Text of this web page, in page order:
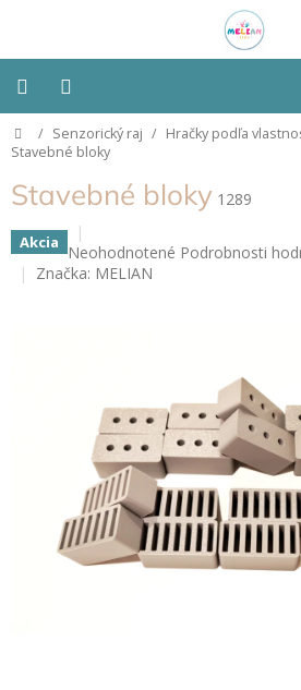
Montessori
Detská
izba
Senzorické
pomôcky
Hračky
Domov
/ Senzorický raj / Hračky podľa
Stavebné bloky
Stavebné bloky 1289
Akcia Priemerné
hodnotenie
Neohodnotené Podrobnosti
Značka: MELIAN